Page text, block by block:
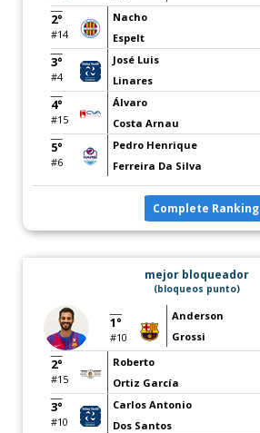
2°
#14
Nacho
Espelt
3°
#4
José Luis
Linares
4°
#15
Álvaro
Costa Arnau
5°
#6
Pedro Henrique
Ferreira Da Silva
Complete Ranking
mejor bloqueador
(bloqueos punto)
1°
#10
Anderson
Grossi
2°
#15
Roberto
Ortiz García
3°
#10
Carlos Antonio
Dos Santos